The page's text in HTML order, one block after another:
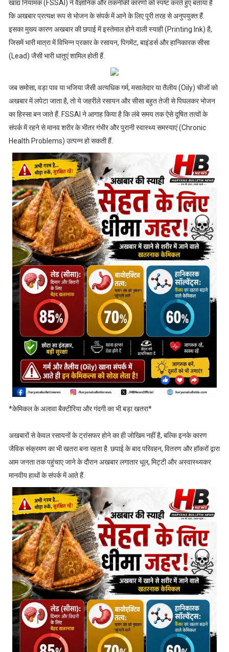
खाद्य नियामक (FSSAI) ने वैज्ञानिक और तकनीकी कारणों को स्पष्ट करते हुए बताया है
कि अखबार प्रत्यक्ष रूप से भोजन के संपर्क में आने के लिए पूरी तरह से अनुपयुक्त हैं.
इसका मुख्य कारण अखबार की छपाई में इस्तेमाल होने वाली स्याही (Printing Ink) है,
जिसमें भारी मात्रा में विभिन्न प्रकार के रसायन, पिगमेंट, बाइंडर्स और हानिकारक सीसा
(Lead) जैसी भारी धातुएं शामिल होती हैं.
जब समोसा, वड़ा पाव या भजिया जैसी अत्यधिक गर्म, मसालेदार या तैलीय (Oily) चीजों को
अखबार में लपेटा जाता है, तो ये जहरीले रसायन और सीसा बहुत तेजी से पिघलकर भोजन
का हिस्सा बन जाते हैं. FSSAI ने आगाह किया है कि लंबे समय तक ऐसे दूषित तत्वों के
संपर्क में रहने से मानव शरीर के भीतर गंभीर और पुरानी स्वास्थ्य समस्याएं (Chronic
Health Problems) उत्पन्न हो सकती हैं.
*केमिकल के अलावा बैक्टीरिया और गंदगी का भी बड़ा खतरा*
अखबारों से केवल रसायनों के ट्रांसफर होने का ही जोखिम नहीं है, बल्कि इनके कारण
जैविक संक्रमण का भी खतरा बना रहता है. छपाई के बाद परिवहन, वितरण और हॉकरों द्वारा
आम जनता तक पहुंचाए जाने के दौरान अखबार लगातार धूल, मिट्टी और अस्वास्थ्यकर
मानवीय हाथों के संपर्क में आते हैं.